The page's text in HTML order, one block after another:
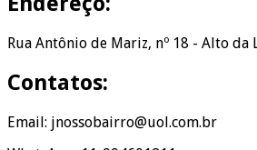
Rua Antônio de Mariz, nº 18 - Alto da
Contatos:
Email: jnossobairro@uol.com.br